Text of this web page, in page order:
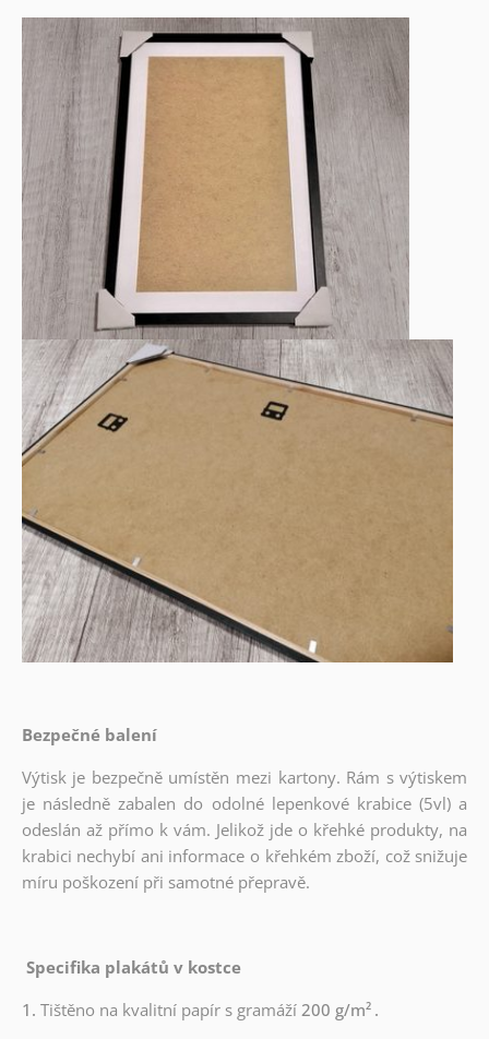
Bezpečné balení
Výtisk je bezpečně umístěn mezi kartony. Rám s výtiskem
je následně zabalen do odolné lepenkové krabice (5vl) a
odeslán až přímo k vám. Jelikož jde o křehké produkty, na
krabici nechybí ani informace o křehkém zboží, což snižuje
míru poškození při samotné přepravě.
Specifika plakátů v kostce
1. Tištěno na kvalitní papír s gramáží200 g/m² .